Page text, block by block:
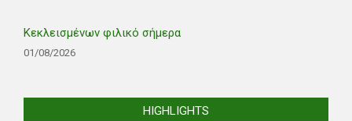
Κεκλεισμένων φιλικό σήμερα
01/08/2026
HIGHLIGHTS